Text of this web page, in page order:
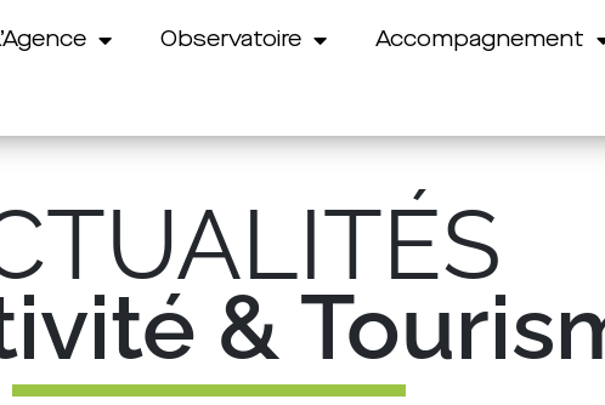
Observatoire Accompagnement
&